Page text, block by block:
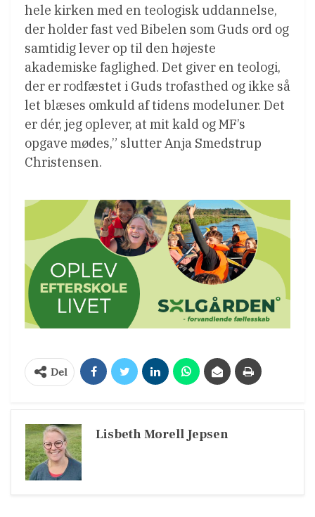
hele kirken med en teologisk uddannelse,
der holder fast ved Bibelen som Guds ord og
samtidig lever op til den højeste
akademiske faglighed. Det giver en teologi,
der er rodfæstet i Guds trofasthed og ikke så
let blæses omkuld af tidens modeluner. Det
er dér, jeg oplever, at mit kald og MF’s
opgave mødes,” slutter Anja Smedstrup
Christensen.
Del
Lisbeth Morell Jepsen